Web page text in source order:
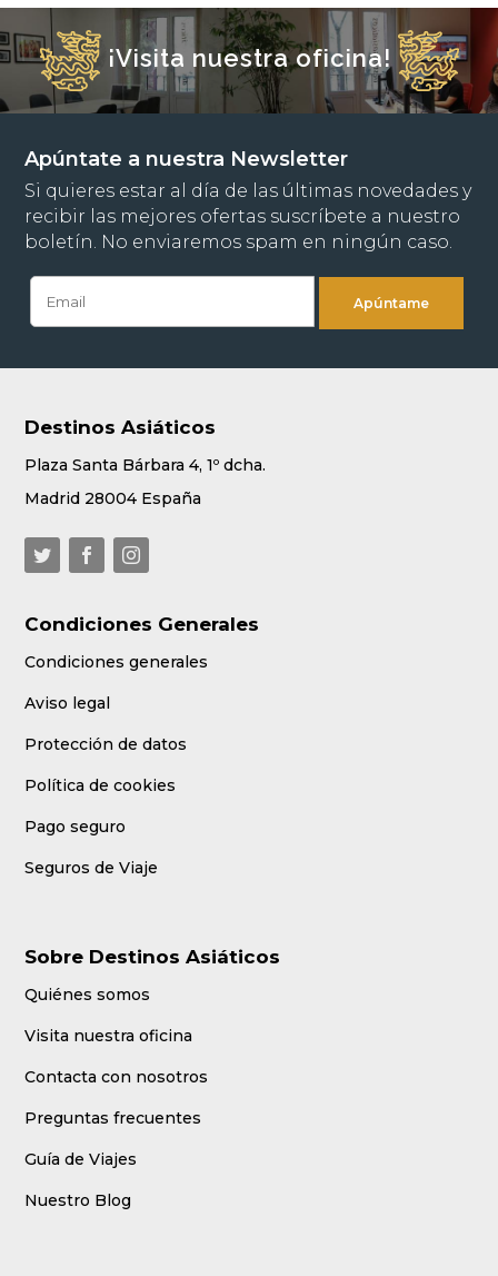
¡Visita nuestra oficina!
Apúntate a nuestra Newsletter
Si quieres estar al día de las últimas novedades y
recibir las mejores ofertas suscríbete a nuestro
boletín. No enviaremos spam en ningún caso.
Destinos Asiáticos
Plaza Santa Bárbara 4, 1º dcha.
Madrid 28004 España
Condiciones Generales
Condiciones generales
Aviso legal
Protección de datos
Política de cookies
Pago seguro
Seguros de Viaje
Sobre Destinos Asiáticos
Quiénes somos
Visita nuestra oficina
Contacta con nosotros
Preguntas frecuentes
Guía de Viajes
Nuestro Blog